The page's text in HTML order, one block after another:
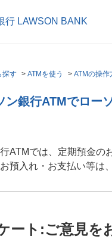
探す > ATMを使う > ATMの操作
ン銀行ATMでロー
ATMでは、定期預金の
預入れ・お支払い等は
ート:ご意見を